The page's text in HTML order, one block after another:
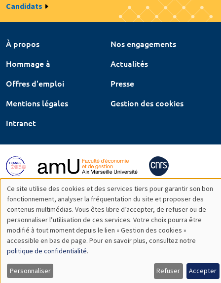
Candidats
À propos
Nos engagements
Hommage à
Actualités
Offres d'emploi
Presse
Mentions légales
Gestion des cookies
Intranet
Utilisation
des
données
personnelles
et
Ce site utilise des cookies et des services tiers pour garantir son bon
fonctionnement, analyser la fréquentation du site et proposer des
contenus multimédias. Vous êtes libre d’accepter, de refuser ou de
personnaliser l’utilisation de ces services. Votre choix pourra être
modifié à tout moment depuis le lien « Gestion des cookies »
accessible en bas de page. Pour en savoir plus, consultez notre
politique de confidentialité.
Personnaliser Refuser Accepter